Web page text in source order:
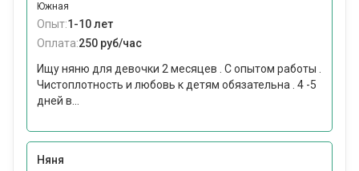
Южная
Опыт:1-10 лет
Оплата:250 руб/час
Ищу няню для девочки 2 месяцев . С опытом работы .
Чистоплотность и любовь к детям обязательна . 4 -5
дней в...
Няня